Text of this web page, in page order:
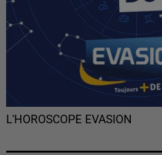
L'HOROSCOPE EVASION